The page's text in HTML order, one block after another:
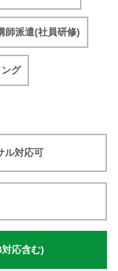
師派遣(社員研修)
グ
ル対応可
応含む)